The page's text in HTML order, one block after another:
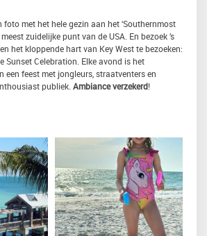
foto met het hele gezin aan het ‘Southernmost
zuidelijke punt van de USA. En bezoek ’s
het kloppende hart van Key West te bezoeken:
Sunset Celebration. Elke avond is het
een feest met jongleurs, straatventers en
publiek. Ambiance verzekerd!